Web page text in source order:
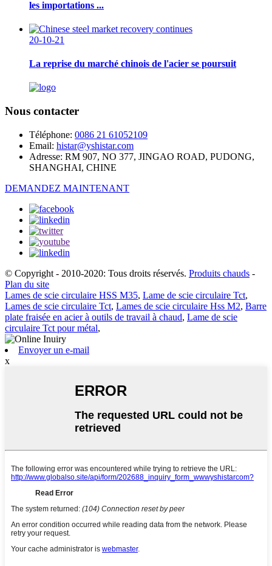
les importations ...
20-10-21
La reprise du marché chinois de l'acier se poursuit
Nous contacter
Téléphone: 0086 21 61052109
Email: histar@yshistar.com
Adresse: RM 907, NO 377, JINGAO ROAD, PUDONG,
SHANGHAI, CHINE
DEMANDEZ MAINTENANT
© Copyright - 2010-2020: Tous droits réservés. Produits chauds -
Plan du site
Lames de scie circulaire HSS M35, Lame de scie circulaire Tct,
Lames de scie circulaire Tct, Lames de scie circulaire Hss M2, Barre
plate fraisée en acier à outils de travail à chaud, Lame de scie
circulaire Tct pour métal,
Envoyer un e-mail
x